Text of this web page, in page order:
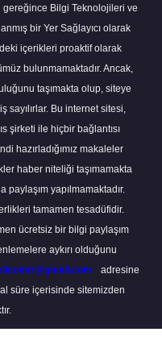
gereğince Bilgi Teknolojileri ve
bir Yer Sağlayıcı olarak
içerikleri proaktif olarak
bulunmamaktadır. Ancak,
taşımakta olup, siteye
sayılırlar. Bu internet sitesi,
şirketi ile hiçbir bağlantısı
hazırladığımız makaleler
haber niteliği taşımamakta
yapılmamaktadır.
tamamen tesadüfidir.
ücretsiz bir bilgi paylaşım
aykırı olduğunu
adresine
süre içerisinde sitemizden